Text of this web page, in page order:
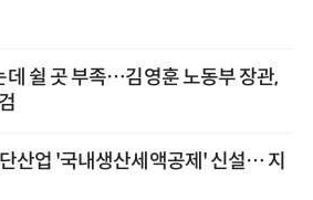
쉴 곳 부족…김영훈 노동부 장관,
산업 '국내생산세액공제' 신설… 지